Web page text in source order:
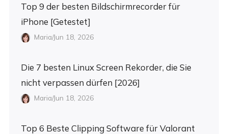
Top 9 der besten Bildschirmrecorder für
iPhone [Getestet]
Maria/Jun 18, 2026
Die 7 besten Linux Screen Rekorder, die Sie
nicht verpassen dürfen [2026]
Maria/Jun 18, 2026
Top 6 Beste Clipping Software für Valorant